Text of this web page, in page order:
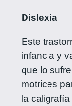
Dislexia
Este
infancia y
que lo
motrices
la